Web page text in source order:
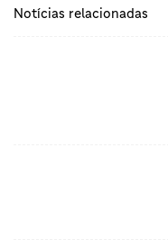
Notícias relacionadas